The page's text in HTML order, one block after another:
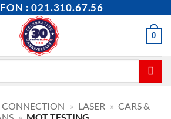
: 021.310.67.56
0
CONNECTION » LASER » CARS &